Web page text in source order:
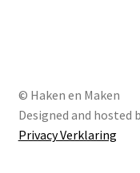
© Haken en Maken
Designed and hosted
Privacy Verklaring